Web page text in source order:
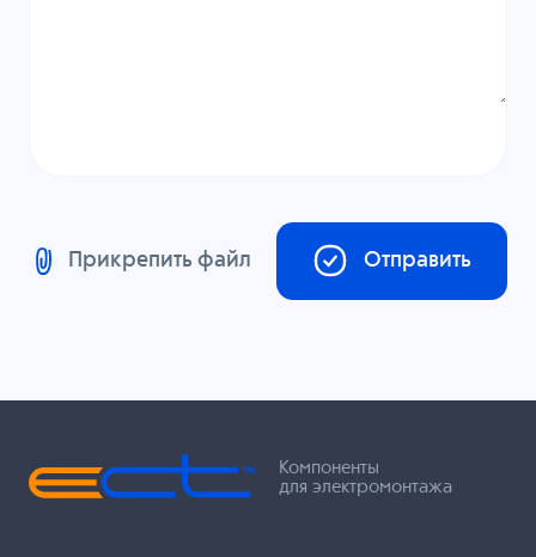
Прикрепить файл Отправить
Компоненты
для электромонтажа